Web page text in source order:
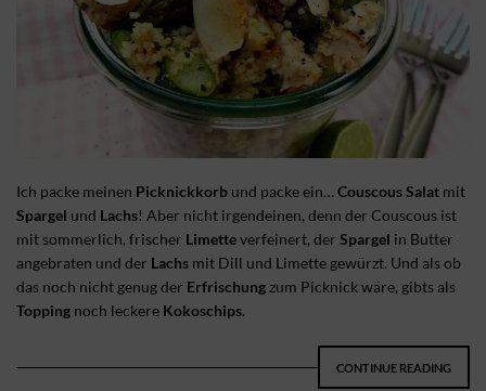
Ich packe meinen Picknickkorb und packe ein… Couscous Salat mit
Spargel und Lachs! Aber nicht irgendeinen, denn der Couscous ist
mit sommerlich, frischer Limetteverfeinert, der Spargel in Butter
angebraten und der Lachs mit Dill und Limette gewürzt. Und als ob
das noch nicht genug der Erfrischung zum Picknick wäre, gibts als
Topping noch leckere Kokoschips.
CONTINUE READING